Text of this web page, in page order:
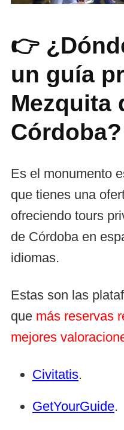
👉
un guía
Mezquita
Córdoba?
Es el monumento
que tienes una
ofreciendo tours
de Córdoba en
idiomas.
Estas son las
que más reservas
mejores
Civitatis.
GetYourGuide.